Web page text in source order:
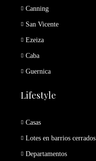
Canning
San Vicente
Ezeiza
Caba
Guernica
Lifestyle
Casas
Lotes en barrios cerrados
Departamentos